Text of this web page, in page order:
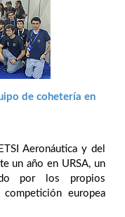
de cohetería en
Aeronáutica y del
un año en URSA, un
por los propios
europea